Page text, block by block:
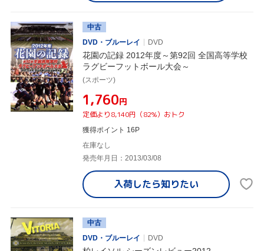
中古
DVD・ブルーレイ
DVD
花園の記録 2012年度～第92回 全国高等学校
ラグビーフットボール大会～
(スポーツ)
¥1,760円
定価より8,140円（82%）おトク
獲得ポイント 16P
在庫なし
発売年月日：2013/03/08
入荷したら知りたい
中古
DVD・ブルーレイ
DVD